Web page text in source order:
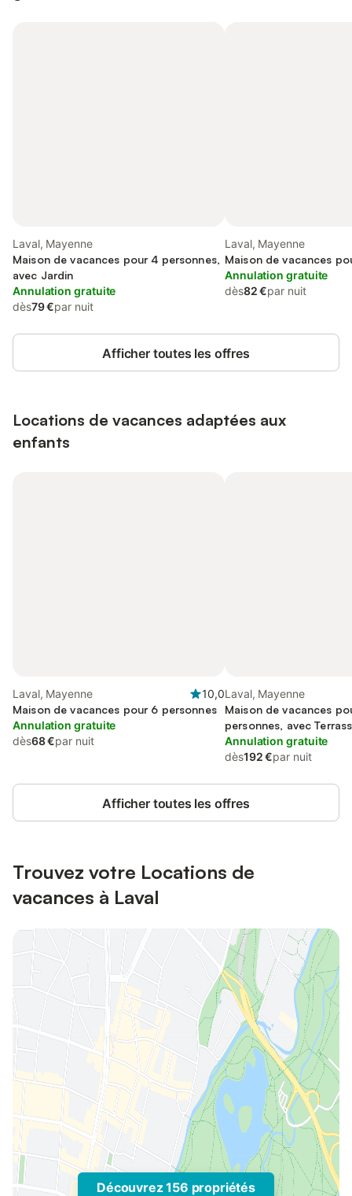
Laval, Mayenne
Maison de vacances pour 4 personnes,
avec Jardin
Annulation gratuite
dès79 €par nuit
Laval, Mayenne
Maison de vacances
Annulation gratuite
dès82 €par nuit
Afficher toutes les offres
Locations de vacances adaptées aux
enfants
Laval, Mayenne
10,0
Maison de vacances pour 6 personnes
Annulation gratuite
dès68 €par nuit
Laval, Mayenne
Maison de vacances
personnes, avec
Annulation gratuite
dès192 €par nuit
Afficher toutes les offres
Trouvez votre Locations de
vacances à Laval
Découvrez 156 propriétés